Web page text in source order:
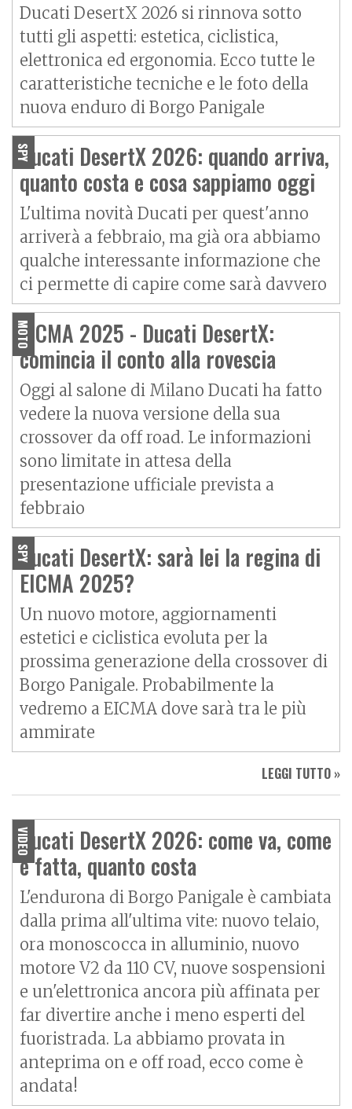
Ducati DesertX 2026 si rinnova sotto
tutti gli aspetti: estetica, ciclistica,
elettronica ed ergonomia. Ecco tutte le
caratteristiche tecniche e le foto della
nuova enduro di Borgo Panigale
SPY
Ducati DesertX 2026: quando arriva,
quanto costa e cosa sappiamo oggi
L'ultima novità Ducati per quest'anno
arriverà a febbraio, ma già ora abbiamo
qualche interessante informazione che
ci permette di capire come sarà davvero
MOTO
EICMA 2025 - Ducati DesertX:
comincia il conto alla rovescia
Oggi al salone di Milano Ducati ha fatto
vedere la nuova versione della sua
crossover da off road. Le informazioni
sono limitate in attesa della
presentazione ufficiale prevista a
febbraio
SPY
Ducati DesertX: sarà lei la regina di
EICMA 2025?
Un nuovo motore, aggiornamenti
estetici e ciclistica evoluta per la
prossima generazione della crossover di
Borgo Panigale. Probabilmente la
vedremo a EICMA dove sarà tra le più
ammirate
LEGGI TUTTO »
VIDEO
Ducati DesertX 2026: come va, come
è fatta, quanto costa
L'endurona di Borgo Panigale è cambiata
dalla prima all'ultima vite: nuovo telaio,
ora monoscocca in alluminio, nuovo
motore V2 da 110 CV, nuove sospensioni
e un'elettronica ancora più affinata per
far divertire anche i meno esperti del
fuoristrada. La abbiamo provata in
anteprima on e off road, ecco come è
andata!